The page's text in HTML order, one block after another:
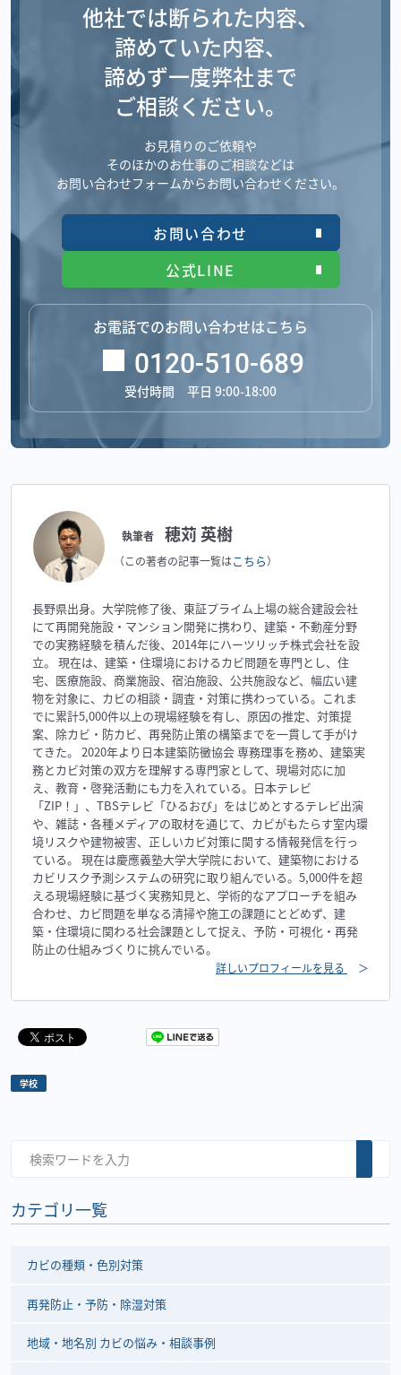
他社では断られた内容、
諦めていた内容、
諦めず一度弊社まで
ご相談ください。
お見積りのご依頼や
そのほかのお仕事のご相談などは
お問い合わせフォームからお問い合わせください。
お問い合わせ
公式LINE
お電話でのお問い合わせはこちら
0120-510-689
受付時間 平日 9:00-18:00
執筆者 穂苅 英樹
（この著者の記事一覧はこちら）
長野県出身。大学院修了後、東証プライム上場の総合建設会社
にて再開発施設・マンション開発に携わり、建築・不動産分野
での実務経験を積んだ後、2014年にハーツリッチ株式会社を設
立。 現在は、建築・住環境におけるカビ問題を専門とし、住
宅、医療施設、商業施設、宿泊施設、公共施設など、幅広い建
物を対象に、カビの相談・調査・対策に携わっている。これま
でに累計5,000件以上の現場経験を有し、原因の推定、対策提
案、除カビ・防カビ、再発防止策の構築までを一貫して手がけ
てきた。 2020年より日本建築防黴協会 専務理事を務め、建築実
務とカビ対策の双方を理解する専門家として、現場対応に加
え、教育・啓発活動にも力を入れている。日本テレビ
「ZIP！」、TBSテレビ「ひるおび」をはじめとするテレビ出演
や、雑誌・各種メディアの取材を通じて、カビがもたらす室内環
境リスクや建物被害、正しいカビ対策に関する情報発信を行っ
ている。 現在は慶應義塾大学大学院において、建築物における
カビリスク予測システムの研究に取り組んでいる。5,000件を超
える現場経験に基づく実務知見と、学術的なアプローチを組み
合わせ、カビ問題を単なる清掃や施工の課題にとどめず、建
築・住環境に関わる社会課題として捉え、予防・可視化・再発
防止の仕組みづくりに挑んでいる。
詳しいプロフィールを見る ＞
学校
カテゴリ一覧
カビの種類・色別対策
再発防止・予防・除湿対策
地域・地名別 カビの悩み・相談事例